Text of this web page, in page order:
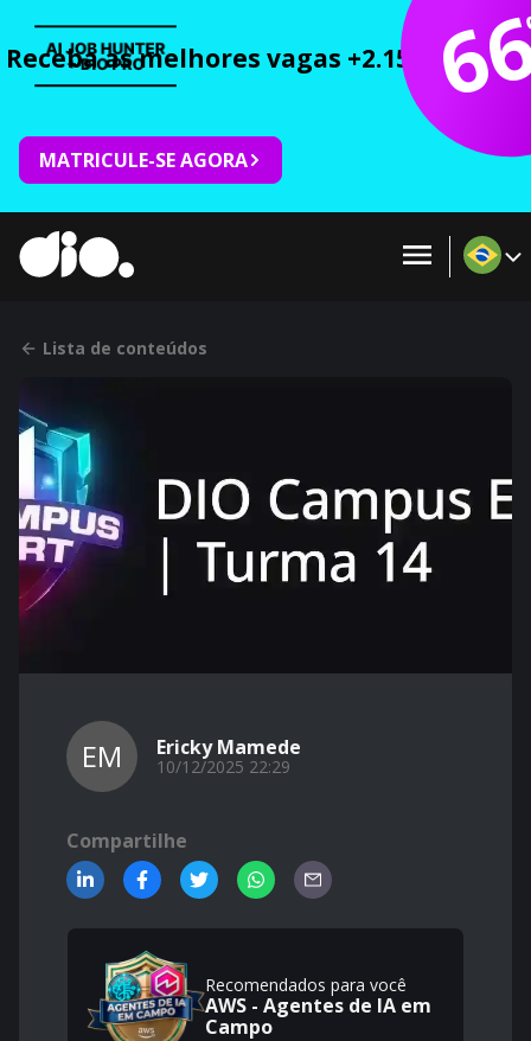
Receba as melhores vagas +2.150 cursos
MATRICULE-SE AGORA
Lista de conteúdos
EM Ericky Mamede
10/12/2025 22:29
Compartilhe
Recomendados para você
AWS - Agentes de IA em
Campo